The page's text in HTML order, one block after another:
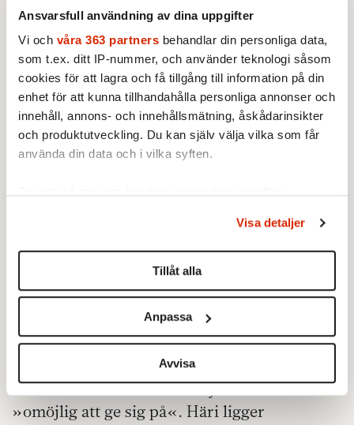
Ansvarsfull användning av dina uppgifter
Vi och våra 363 partners behandlar din personliga data,
som t.ex. ditt IP-nummer, och använder teknologi såsom
cookies för att lagra och få tillgång till information på din
enhet för att kunna tillhandahålla personliga annonser och
innehåll, annons- och innehållsmätning, åskådarinsikter
och produktutveckling. Du kan själv välja vilka som får
använda din data och i vilka syften.
Du kan ändra eller dra tillbaka ditt samtycke när som
helst från cookie-förklaringen.
Vi använder enhetsidentifierare för att anpassa innehållet
för sociala medier och analysera vår trafik. Vi
vidarebefordrar även sådana identifierare och annan
information från din enhet till de sociala medier och
annons- och analysföretag som vi samarbetar med.
Dessa kan i sin tur kombinera informationen med annan
information som du har tillhandahållit eller som de har
Visa detaljer
Tillåt alla
Anpassa
Avvisa
våldtäktsman, hustrumisshandlare eller
pedofil. Den stigmatiserade ses inte längre
som fullvärdig människa och kan därför
utsättas för olika typer av diskriminering
som minimerar dennes livschanser.
Stigmatisering har i alla tider drabbat den
underhållningsbranschen och mest
skoningslöst av Harvey Weinstein; som
betalade advokater och privatdetektivfirmor
för att kartlägga skådespelerskor och
journalister som han misstänkte försökte
exponera hans övergrepp och sedan
metodiskt förstöra deras rykte. Harvey
Weinstein var ökänd bland jurister som
»omöjlig att ge sig på«. Häri ligger